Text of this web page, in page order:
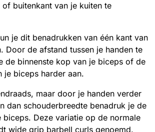
buitenkant van je kuiten te
je dit benadrukken van één kant van
Door de afstand tussen je handen te
de binnenste kop van je biceps of de
je biceps harder aan.
maar door je handen verder
dan schouderbreedte benadruk je de
biceps. Deze variatie op de normale
wide grip barbell curls genoemd.